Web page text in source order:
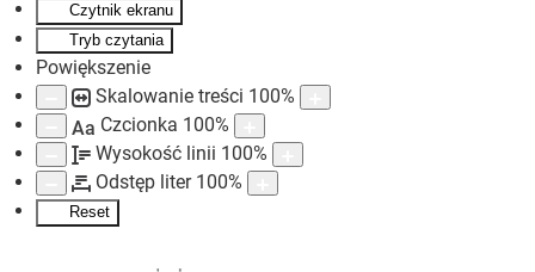
Czytnik ekranu
Tryb czytania
Powiększenie
Skalowanie treści 100%
Aa Czcionka 100%
Wysokość linii 100%
Odstęp liter 100%
Reset